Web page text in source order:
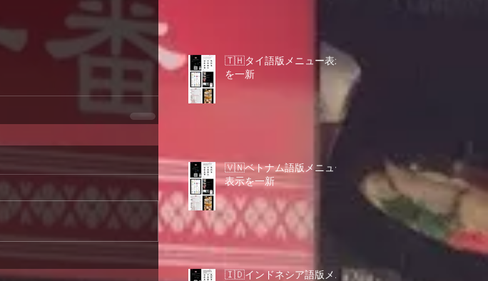
🇹🇭タイ語版メニュー表示
を一新
🇻🇳ベトナム語版メニュー
表示を一新
🇮🇩インドネシア語版メニ